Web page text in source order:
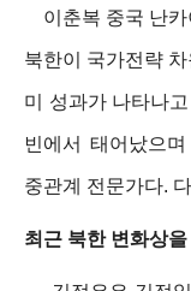
이춘복 중국 난카
북한이 국가전략
미 성과가 나타나
빈에서 태어났으
중관계 전문가다.
최근 북한 변화상